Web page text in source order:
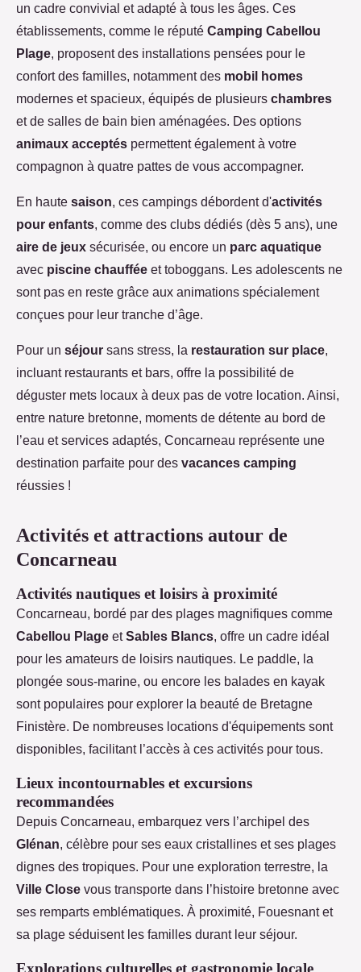
un cadre convivial et adapté à tous les âges. Ces
établissements, comme le réputé Camping Cabellou
Plage, proposent des installations pensées pour le
confort des familles, notamment des mobil homes
modernes et spacieux, équipés de plusieurs chambres
et de salles de bain bien aménagées. Des options
animaux acceptés permettent également à votre
compagnon à quatre pattes de vous accompagner.
En haute saison, ces campings débordent d'activités
pour enfants, comme des clubs dédiés (dès 5 ans), une
aire de jeux sécurisée, ou encore un parc aquatique
avec piscine chauffée et toboggans. Les adolescents ne
sont pas en reste grâce aux animations spécialement
conçues pour leur tranche d’âge.
Pour un séjour sans stress, la restauration sur place,
incluant restaurants et bars, offre la possibilité de
déguster mets locaux à deux pas de votre location. Ainsi,
entre nature bretonne, moments de détente au bord de
l’eau et services adaptés, Concarneau représente une
destination parfaite pour des vacances camping
réussies !
Activités et attractions autour de
Concarneau
Activités nautiques et loisirs à proximité
Concarneau, bordé par des plages magnifiques comme
Cabellou Plage etSables Blancs, offre un cadre idéal
pour les amateurs de loisirs nautiques. Le paddle, la
plongée sous-marine, ou encore les balades en kayak
sont populaires pour explorer la beauté de Bretagne
Finistère. De nombreuses locations d'équipements sont
disponibles, facilitant l’accès à ces activités pour tous.
Lieux incontournables et excursions
recommandées
Depuis Concarneau, embarquez vers l’archipel des
Glénan, célèbre pour ses eaux cristallines et ses plages
dignes des tropiques. Pour une exploration terrestre, la
Ville Close vous transporte dans l’histoire bretonne avec
ses remparts emblématiques. À proximité, Fouesnant et
sa plage séduisent les familles durant leur séjour.
Explorations culturelles et gastronomie locale